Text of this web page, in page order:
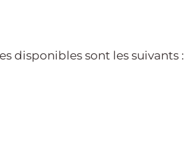
disponibles sont les suivants :